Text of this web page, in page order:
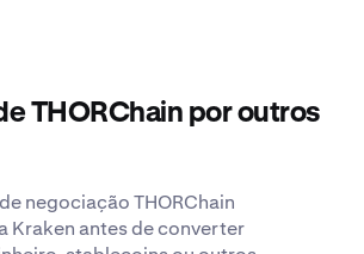
THORChain por outros
negociação THORChain
Kraken antes de converter